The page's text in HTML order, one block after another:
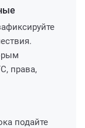
права,
подайте